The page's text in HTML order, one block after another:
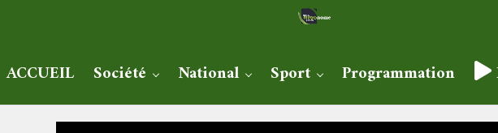
ACCUEIL Société National Sport Programmation